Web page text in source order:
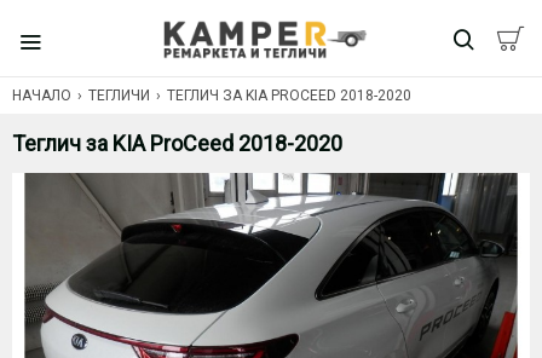
НАЧАЛО ТЕГЛИЧИ ТЕГЛИЧ ЗА KIA PROCEED 2018-2020
Теглич за KIA ProCeed 2018-2020